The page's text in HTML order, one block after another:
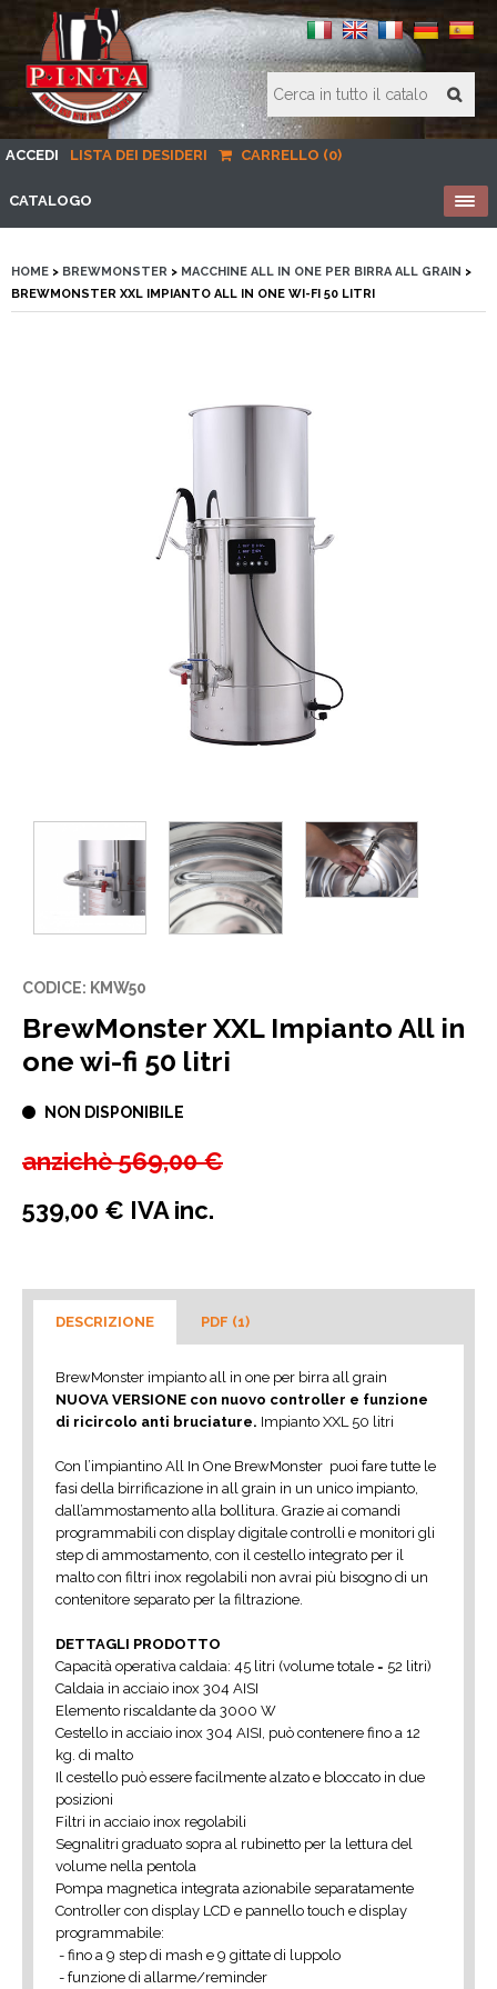
ACCEDI LISTA DEI DESIDERI CARRELLO (0)
CATALOGO
HOME > BREWMONSTER > MACCHINE ALL IN ONE PER BIRRA ALL GRAIN >
BREWMONSTER XXL IMPIANTO ALL IN ONE WI-FI 50 LITRI
CODICE: KMW50
BrewMonster XXL Impianto All in
one wi-fi 50 litri
NON DISPONIBILE
anzichè569,00 €
539,00 € IVA inc.
DESCRIZIONE PDF (1)
BrewMonster impianto all in one per birra all grain
NUOVA VERSIONE con nuovo controller e funzione
di ricircolo anti bruciature. Impianto XXL 50 litri
Con l’impiantino All In One BrewMonster puoi fare tutte le
fasi della birrificazione in all grain in un unico impianto,
dall’ammostamento alla bollitura. Grazie ai comandi
programmabili con display digitale controlli e monitori gli
step di ammostamento, con il cestello integrato per il
malto con filtri inox regolabili non avrai più bisogno di un
contenitore separato per la filtrazione.
DETTAGLI PRODOTTO
Capacità operativa caldaia: 45 litri (volume totale = 52 litri)
Caldaia in acciaio inox 304 AISI
Elemento riscaldante da 3000 W
Cestello in acciaio inox 304 AISI, può contenere fino a 12
kg. di malto
Il cestello può essere facilmente alzato e bloccato in due
posizioni
Filtri in acciaio inox regolabili
Segnalitri graduato sopra al rubinetto per la lettura del
volume nella pentola
Pompa magnetica integrata azionabile separatamente
Controller con display LCD e pannello touch e display
programmabile:
- fino a 9 step di mash e 9 gittate di luppolo
- funzione di allarme/reminder